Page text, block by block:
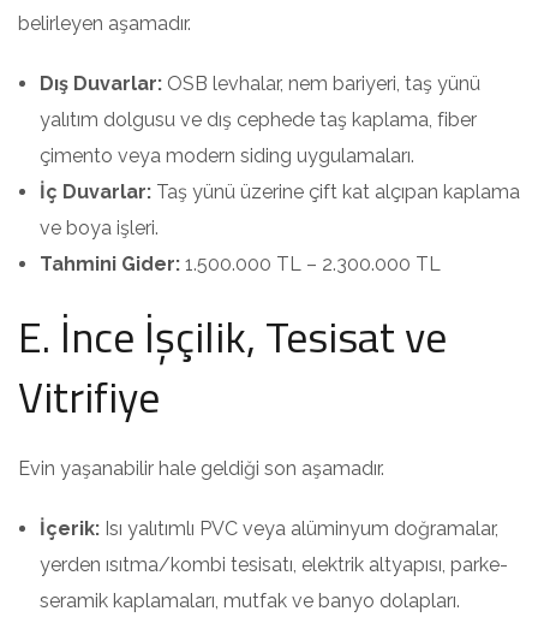
belirleyen aşamadır.
Dış Duvarlar: OSB levhalar, nem bariyeri, taş yünü
yalıtım dolgusu ve dış cephede taş kaplama, fiber
çimento veya modern siding uygulamaları.
İç Duvarlar: Taş yünü üzerine çift kat alçıpan kaplama
ve boya işleri.
Tahmini Gider: 1.500.000 TL – 2.300.000 TL
E. İnce İşçilik, Tesisat ve
Vitrifiye
Evin yaşanabilir hale geldiği son aşamadır.
İçerik: Isı yalıtımlı PVC veya alüminyum doğramalar,
yerden ısıtma/kombi tesisatı, elektrik altyapısı, parke-
seramik kaplamaları, mutfak ve banyo dolapları.